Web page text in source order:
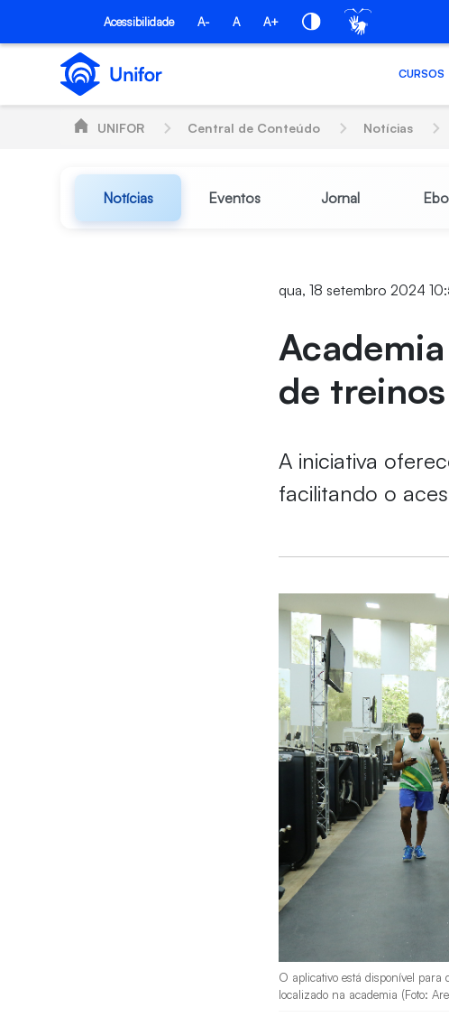
Pular para o Conteúdo principal
Acessibilidade A- A A+
CURSOS
UNIFOR Central de Conteúdo Notícias
Notícias Eventos Jornal
qua, 18 setembro 2024
de treinos
A iniciativa
facilitando o
O aplicativo está disponível para
localizado na academia (Foto: